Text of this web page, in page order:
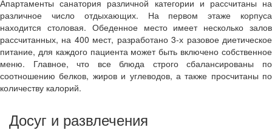
Апартаменты санатория различной категории и рассчитаны на
различное число отдыхающих. На первом этаже корпуса
находится столовая. Обеденное место имеет несколько залов
рассчитанных, на 400 мест, разработано 3-х разовое диетическое
питание, для каждого пациента может быть включено собственное
меню. Главное, что все блюда строго сбалансированы по
соотношению белков, жиров и углеводов, а также просчитаны по
количеству калорий.
Досуг и развлечения